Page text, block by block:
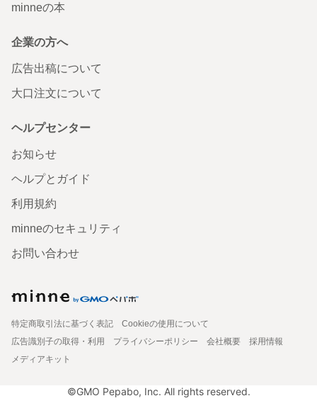
minneの本
企業の方へ
広告出稿について
大口注文について
ヘルプセンター
お知らせ
ヘルプとガイド
利用規約
minneのセキュリティ
お問い合わせ
特定商取引法に基づく表記
Cookieの使用について
広告識別子の取得・利用
プライバシーポリシー 会社概要
採用情報
メディアキット
©GMO Pepabo, Inc. All rights reserved.